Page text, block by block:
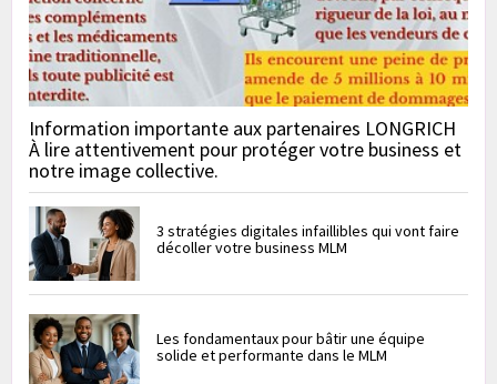
Information importante aux partenaires LONGRICH
À lire attentivement pour protéger votre business et
notre image collective.
3 stratégies digitales infaillibles qui vont faire
décoller votre business MLM
Les fondamentaux pour bâtir une équipe
solide et performante dans le MLM